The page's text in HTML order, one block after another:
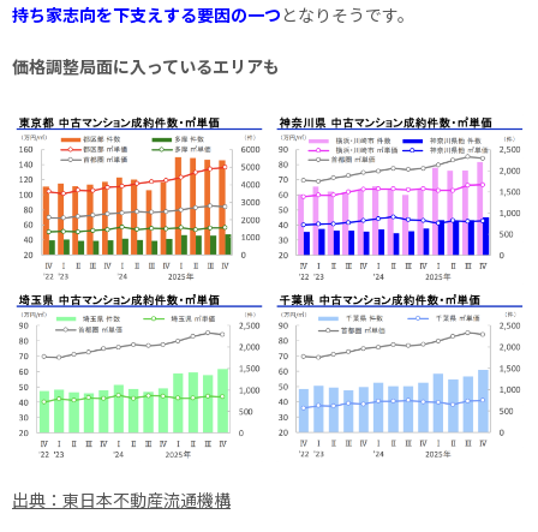
持ち家志向を下支えする要因の一つ となりそうです。
価格調整局面に入っているエリアも
出典：東日本不動産流通機構